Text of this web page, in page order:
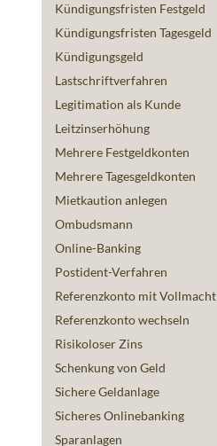
Kündigungsfristen Festgeld
Kündigungsfristen Tagesgeld
Kündigungsgeld
Lastschriftverfahren
Legitimation als Kunde
Leitzinserhöhung
Mehrere Festgeldkonten
Mehrere Tagesgeldkonten
Mietkaution anlegen
Ombudsmann
Online-Banking
Postident-Verfahren
Referenzkonto mit Vollmacht
Referenzkonto wechseln
Risikoloser Zins
Schenkung von Geld
Sichere Geldanlage
Sicheres Onlinebanking
Sparanlagen